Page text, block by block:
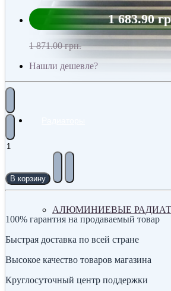
АЛЮМИНИЕВЫЕ
1 683.90
1 871.00 грн.
Нашли дешевле?
В корзину
100% гарантия на продаваемый товар
Быстрая доставка по всей стране
Высокое качество товаров магазина
Круглосуточный центр поддержки